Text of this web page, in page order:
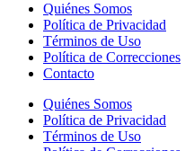
Quiénes Somos
Política de Privacidad
Términos de Uso
Política de Correcciones
Contacto
Quiénes Somos
Política de Privacidad
Términos de Uso